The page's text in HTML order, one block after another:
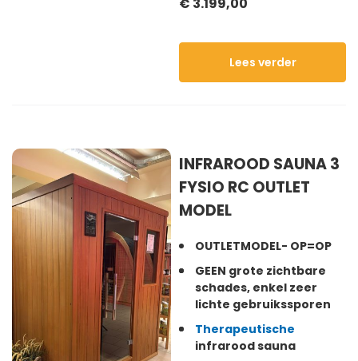
Lees verder
INFRAROOD SAUNA 3
FYSIO RC OUTLET
MODEL
OUTLETMODEL- OP=OP
GEEN grote zichtbare
schades, enkel zeer
lichte gebruikssporen
Therapeutische
infrarood sauna